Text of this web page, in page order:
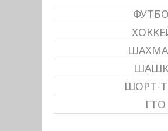
ШОРТ-
ГТО